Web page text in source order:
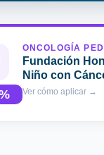
ONCOLOGÍA
Fundación
Niño con
Ver cómo aplicar→